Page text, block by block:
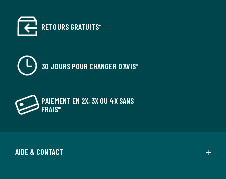
RETOURS GRATUITS*
30 JOURS POUR CHANGER D'AVIS*
PAIEMENT EN 2X, 3X OU 4X SANS
FRAIS*
AIDE & CONTACT